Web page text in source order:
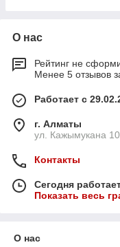
О нас
Рейтинг не
Менее 5 отзывов
Работает с
г. Алматы
ул. Кажымукана
Контакты
Сегодня
Показать весь
О нас